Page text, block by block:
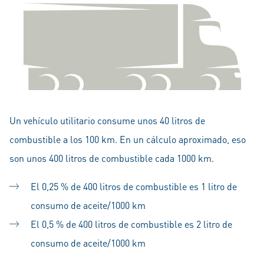
Un vehículo utilitario consume unos 40 litros de
combustible a los 100 km. En un cálculo aproximado, eso
son unos 400 litros de combustible cada 1000 km.
El 0,25 % de 400 litros de combustible es 1 litro de
consumo de aceite/1000 km
El 0,5 % de 400 litros de combustible es 2 litro de
consumo de aceite/1000 km